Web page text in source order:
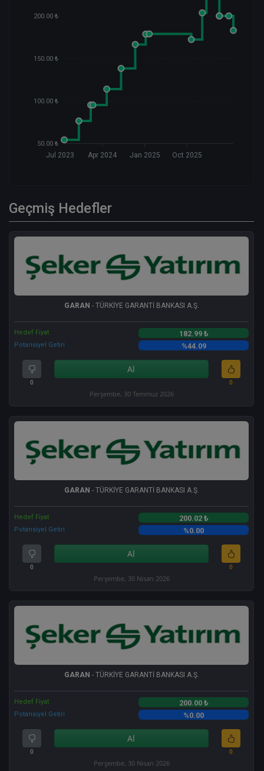
200.00 ₺
150.00 ₺
100.00 ₺
50.00 ₺
Jul 2023 Apr 2024 Jan 2025 Oct 2025
Geçmiş Hedefler
GARAN - TÜRKİYE GARANTİ BANKASI A.Ş.
Hedef Fiyat 182.99 ₺
Potansiyel Getiri %44.09
0
Al
0
Perşembe, 30 Temmuz 2026
GARAN - TÜRKİYE GARANTİ BANKASI A.Ş.
Hedef Fiyat 200.02 ₺
Potansiyel Getiri %0.00
0
Al
0
Perşembe, 30 Nisan 2026
GARAN - TÜRKİYE GARANTİ BANKASI A.Ş.
Hedef Fiyat 200.00 ₺
Potansiyel Getiri %0.00
0
Al
0
Perşembe, 30 Nisan 2026